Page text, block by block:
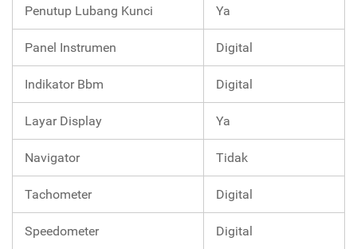
Penutup Lubang Kunci Ya
Panel Instrumen Digital
Indikator Bbm Digital
Layar Display Ya
Navigator Tidak
Tachometer Digital
Speedometer Digital